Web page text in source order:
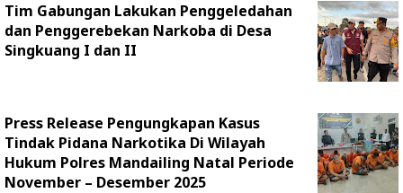
Tim Gabungan Lakukan Penggeledahan
dan Penggerebekan Narkoba di Desa
Singkuang I dan II
Press Release Pengungkapan Kasus
Tindak Pidana Narkotika Di Wilayah
Hukum Polres Mandailing Natal Periode
November – Desember 2025